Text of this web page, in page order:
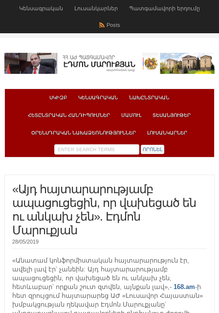
Կենսագրական Լուսանկարներ Պատգամավորի երդումը
Posts
ՍԿԻԶԲ ԿԵՆՍԱԳՐԱԿԱՆ ՆԱԽԸՆՏՐԱԿԱՆ
ՀԵՏԸՆՏՐԱԿԱՆ ՀԱՆԴԻՊՈՒՄՆԵՐ ՄԱՄՈՒԼ ՏԵՍԱՆՅՈՒԹԵՐ
ՕՐԵՆՍԴՐԱԿԱՆ ՆԱԽԱՁԵՌՆՈՒԹՅՈՒՆՆԵՐ ԼՈՒՍԱՆԿԱՐՆԵՐ
«Այդ հայտարարությամբ
ապացուցեցին, որ վախեցած են
ու անկախ չեն». Էդմոն
Մարուքյան
28/05/2019
«Անատամ կոնֆորմիստական հայտարարություն էր,
ավելի լավ էր՝ չանեին: Այդ հայտարարությամբ
ապացուցեցին, որ վախեցած են ու անկախ չեն,
հետևաբար՝ որքան շուտ զտվեն, այնքան լավ»,- 168.am-ի
հետ զրույցում հայտարարեց ԱԺ «Լուսավոր Հայաստան»
խմբակցության ղեկավար Էդմոն Մարուքյանը՝